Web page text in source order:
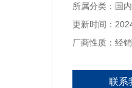
所属分类：国
更新时间：
厂商性质：经
联系